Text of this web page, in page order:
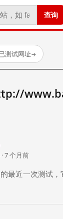
查询
测试网址→
7 个月前
最近一次测试